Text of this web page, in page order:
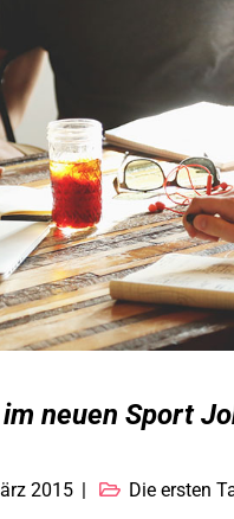
neuen Sport
2015 Die ersten